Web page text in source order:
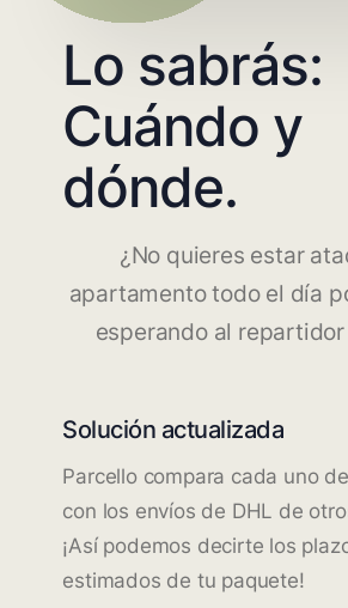
Lo sabrás:
Cuándo y
dónde.
¿No quieres estar
apartamento todo el día
esperando al repartidor
Solución actualizada
Parcello compara cada uno
con los envíos de DHL de
¡Así podemos decirte los
estimados de tu paquete!